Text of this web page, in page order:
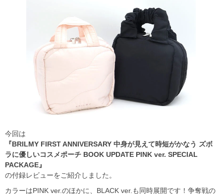
今回は
『BRILMY FIRST ANNIVERSARY 中身が見えて時短がかなう ズボ
ラに優しいコスメポーチ BOOK UPDATE PINK ver. SPECIAL
PACKAGE』
の付録レビューをご紹介しました。
カラーはPINK ver.のほかに、BLACK ver.も同時展開です！争奪戦の